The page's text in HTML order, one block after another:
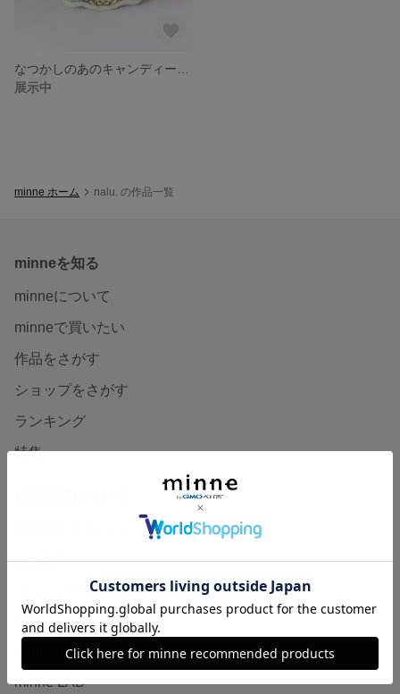
展示中
minne ホーム nalu. の作品一覧
minneを知る
minneについて
minneで買いたい
作品をさがす
ショップをさがす
ランキング
特集
食品販売
ヴィンテージ販売
ダウンロード販売
minne PLUS
minne LAB